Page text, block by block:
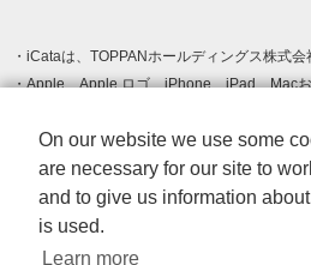
iCataは、TOPPANホールディングス株式会
Apple、Apple ロゴ、iPhone、iPad、Mac
登録された Apple Inc. の商標です。App
クです。
Android、Google Play および Google
す。
Windows は Microsoft Inc.の米国およびそ
標です。
Adobe、Adobe Reader、Adobe PDF は
On our website we use some
are necessary for our site to
and to give us information
is used.
Learn more